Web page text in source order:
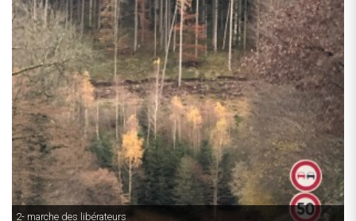
2- marche des libérateurs